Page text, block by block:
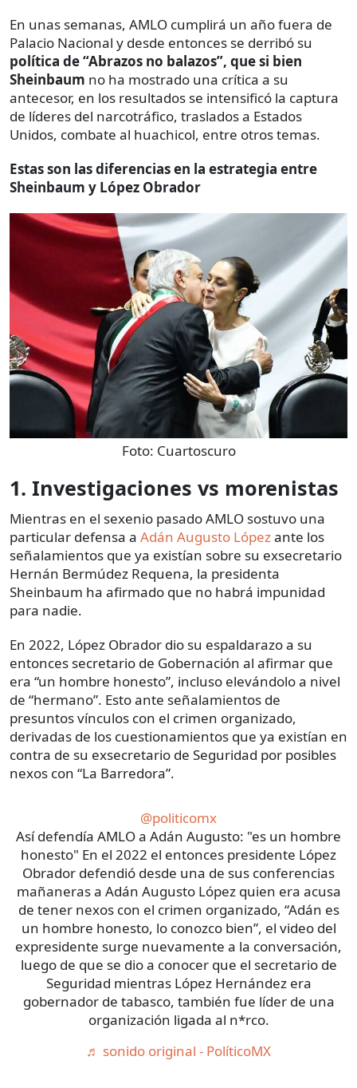
En unas semanas, AMLO cumplirá un año fuera de
Palacio Nacional y desde entonces se derribó su
política de “Abrazos no balazos”, que si bien
Sheinbaum no ha mostrado una crítica a su
antecesor, en los resultados se intensificó la captura
de líderes del narcotráfico, traslados a Estados
Unidos, combate al huachicol, entre otros temas.
Estas son las diferencias en la estrategia entre
Sheinbaum y López Obrador
Foto: Cuartoscuro
1. Investigaciones vs morenistas
Mientras en el sexenio pasado AMLO sostuvo una
particular defensa a Adán Augusto Lópezante los
señalamientos que ya existían sobre su exsecretario
Hernán Bermúdez Requena, la presidenta
Sheinbaum ha afirmado que no habrá impunidad
para nadie.
En 2022, López Obrador dio su espaldarazo a su
entonces secretario de Gobernación al afirmar que
era “un hombre honesto”, incluso elevándolo a nivel
de “hermano”. Esto ante señalamientos de
presuntos vínculos con el crimen organizado,
derivadas de los cuestionamientos que ya existían en
contra de su exsecretario de Seguridad por posibles
nexos con “La Barredora”.
@politicomx
Así defendía AMLO a Adán Augusto: "es un hombre
honesto" En el 2022 el entonces presidente López
Obrador defendió desde una de sus conferencias
mañaneras a Adán Augusto López quien era acusa
de tener nexos con el crimen organizado, “Adán es
un hombre honesto, lo conozco bien”, el video del
expresidente surge nuevamente a la conversación,
luego de que se dio a conocer que el secretario de
Seguridad mientras López Hernández era
gobernador de tabasco, también fue líder de una
organización ligada al n*rco.
♬ sonido original - PolíticoMX